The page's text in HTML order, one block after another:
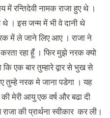
में रन्तिदेवी नामक राजा हुए थे ।
थे । इस जन्म में भी वे दानी थे
में ले जाने लिए आए । राजा ने
करता रहा हूँ । फिर मुझे नरक क्यो
एक बार तुम्हारे द्वार से भुख से
तुम्हे नरक मे जाना पडेगा । यह
मेरी आयु एक वर्ष और बढा दी
की प्रार्थना स्वीकार कर ली।